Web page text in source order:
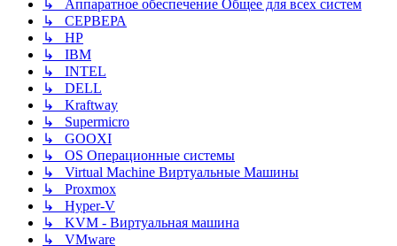
↳ Аппаратное обеспечение Общее для всех систем
↳ СЕРВЕРА
↳ HP
↳ IBM
↳ INTEL
↳ DELL
↳ Kraftway
↳ Supermicro
↳ GOOXI
↳ OS Операционные системы
↳ Virtual Machine Виртуальные Машины
↳ Proxmox
↳ Hyper-V
↳ KVM - Виртуальная машина
↳ VMware